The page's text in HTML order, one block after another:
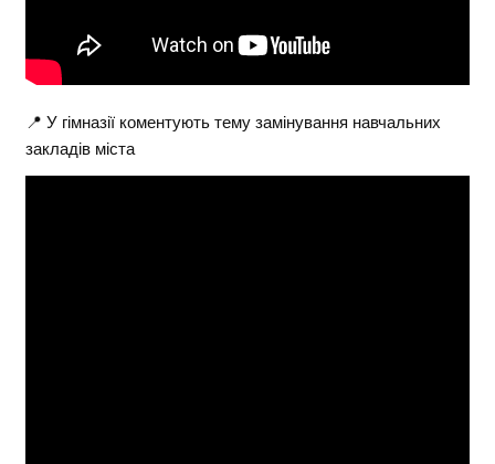
📍 У гімназії коментують тему замінування навчальних
закладів міста